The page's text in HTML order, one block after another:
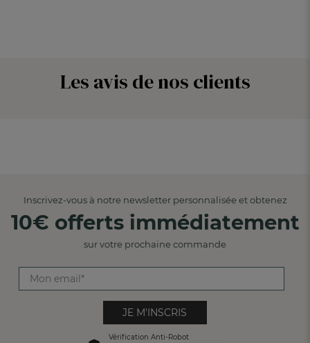
Les avis de nos clients
Inscrivez-vous à notre newsletter personnalisée et obtenez
10€ offerts immédiatement
sur votre prochaine commande
JE M'INSCRIS
Vérification Anti-Robot